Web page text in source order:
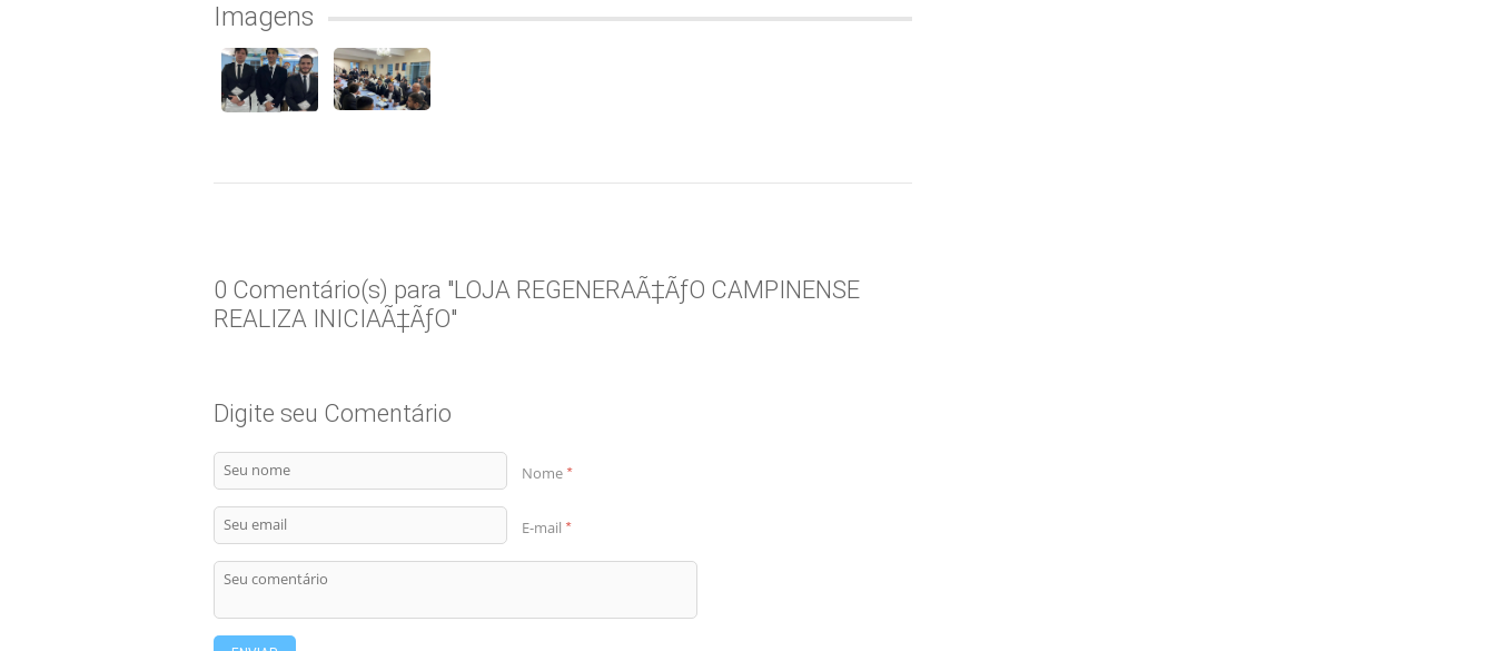
Imagens
0 Comentário(s) para "LOJA REGENERAÃ‡ÃƒO CAMPINENSE
REALIZA INICIAÃ‡ÃƒO"
Digite seu Comentário
Nome *
E-mail *